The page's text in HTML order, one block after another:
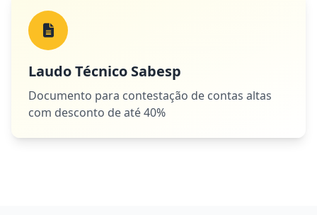
Laudo Técnico Sabesp
Documento para contestação de contas altas
com desconto de até 40%